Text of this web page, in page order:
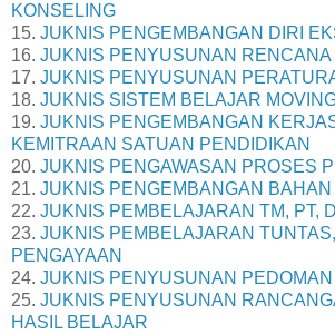
KONSELING
15. JUKNIS PENGEMBANGAN DIRI
16. JUKNIS PENYUSUNAN RENCANA
17. JUKNIS PENYUSUNAN
18. JUKNIS SISTEM BELAJAR
19. JUKNIS PENGEMBANGAN
KEMITRAAN SATUAN PENDIDIKAN
20. JUKNIS PENGAWASAN PROSES
21. JUKNIS PENGEMBANGAN BAHAN
22. JUKNIS PEMBELAJARAN TM, PT,
23. JUKNIS PEMBELAJARAN
PENGAYAAN
24. JUKNIS PENYUSUNAN PEDOMAN
25. JUKNIS PENYUSUNAN
HASIL BELAJAR